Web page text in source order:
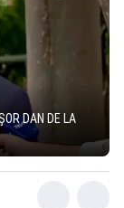
DAN DE LA